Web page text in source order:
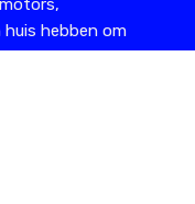
huis hebben om